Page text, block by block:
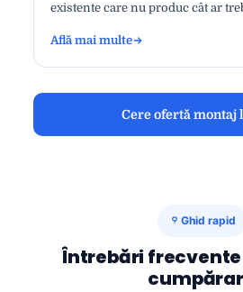
existente care nu produc cât ar
Află mai multe
Cere ofertă montaj
Ghid rapid
Întrebări